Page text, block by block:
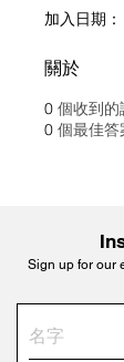
加入日期
關於
0 個收到的
0 個最佳答
Sign up for our